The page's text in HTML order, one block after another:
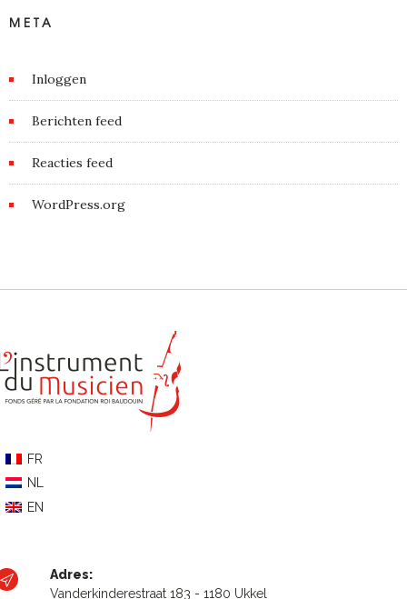
META
Inloggen
Berichten feed
Reacties feed
WordPress.org
FR
NL
EN
Adres:
Vanderkinderestraat 183 - 1180 Ukkel